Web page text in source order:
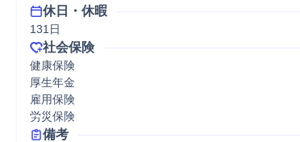
休日・休暇
131日
社会保険
健康保険
厚生年金
雇用保険
労災保険
備考